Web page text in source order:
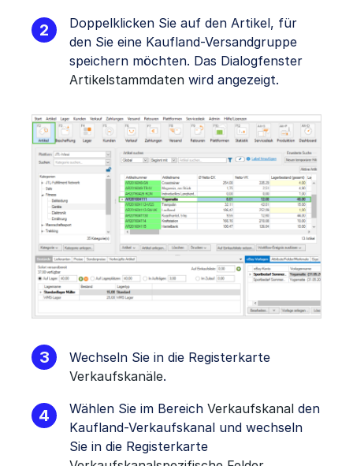
Doppelklicken Sie auf den Artikel, für
den Sie eine Kaufland-Versandgruppe
speichern möchten. Das Dialogfenster
Artikelstammdaten wird angezeigt.
Wechseln Sie in die Registerkarte
Verkaufskanäle.
Wählen Sie im Bereich Verkaufskanal den
Kaufland-Verkaufskanal und wechseln
Sie in die Registerkarte